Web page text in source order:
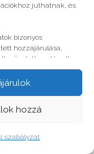
juthatnak, és
bizonyos
hozzájárulása,
adatkezelés ellen.
Erre a webhelyre
ADATVÉDELMI ÉS
hozzá
szabályzat